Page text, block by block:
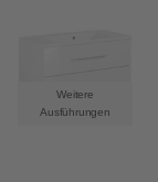
Weitere
Ausführungen